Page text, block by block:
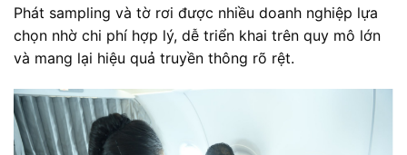
Phát sampling và tờ rơi được nhiều doanh nghiệp lựa
chọn nhờ chi phí hợp lý, dễ triển khai trên quy mô lớn
và mang lại hiệu quả truyền thông rõ rệt.